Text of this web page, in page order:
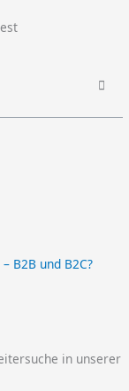
B2B und B2C?
in unserer